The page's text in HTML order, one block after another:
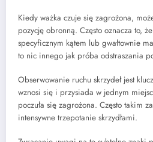
Kiedy ważka czuje się zagrożona,
pozycję obronną. Często oznacza to,
specyficznym kątem lub gwałtownie
to nic innego jak próba odstraszania
Obserwowanie ruchu skrzydeł jest
wznosi się i przysiada w jednym
poczuła się zagrożona. Często takim
intensywne trzepotanie skrzydłami.